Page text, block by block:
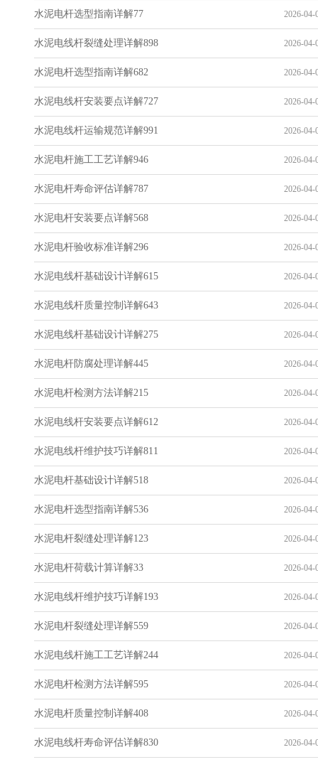
水泥电杆选型指南详解77 2026-04-
水泥电线杆裂缝处理详解898 2026-04-
水泥电杆选型指南详解682 2026-04-
水泥电线杆安装要点详解727 2026-04-
水泥电线杆运输规范详解991 2026-04-
水泥电杆施工工艺详解946 2026-04-
水泥电杆寿命评估详解787 2026-04-
水泥电杆安装要点详解568 2026-04-
水泥电杆验收标准详解296 2026-04-
水泥电线杆基础设计详解615 2026-04-
水泥电线杆质量控制详解643 2026-04-
水泥电线杆基础设计详解275 2026-04-
水泥电杆防腐处理详解445 2026-04-
水泥电杆检测方法详解215 2026-04-
水泥电线杆安装要点详解612 2026-04-
水泥电线杆维护技巧详解811 2026-04-
水泥电杆基础设计详解518 2026-04-
水泥电杆选型指南详解536 2026-04-
水泥电杆裂缝处理详解123 2026-04-
水泥电杆荷载计算详解33 2026-04-
水泥电线杆维护技巧详解193 2026-04-
水泥电杆裂缝处理详解559 2026-04-
水泥电线杆施工工艺详解244 2026-04-
水泥电杆检测方法详解595 2026-04-
水泥电杆质量控制详解408 2026-04-
水泥电线杆寿命评估详解830 2026-04-